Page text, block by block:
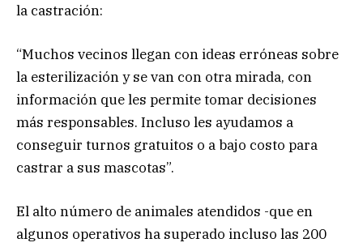
la castración:
“Muchos vecinos llegan con ideas erróneas sobre
la esterilización y se van con otra mirada, con
información que les permite tomar decisiones
más responsables. Incluso les ayudamos a
conseguir turnos gratuitos o a bajo costo para
castrar a sus mascotas”.
El alto número de animales atendidos -que en
algunos operativos ha superado incluso las 200